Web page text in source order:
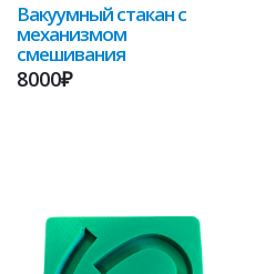
Вакуумный стакан с
механизмом
смешивания
8000₽